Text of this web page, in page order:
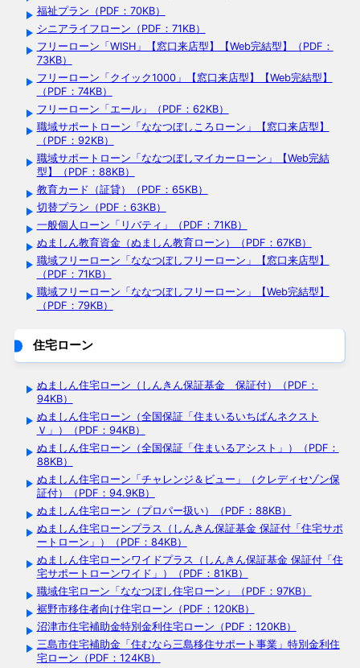
福祉プラン（PDF：70KB）
シニアライフローン（PDF：71KB）
フリーローン「WISH」【窓口来店型】【Web完結型】（PDF：
73KB）
フリーローン「クイック1000」【窓口来店型】【Web完結型】
（PDF：74KB）
フリーローン「エール」（PDF：62KB）
職域サポートローン「ななつぼしころローン」【窓口来店型】
（PDF：92KB）
職域サポートローン「ななつぼしマイカーローン」【Web完結
型】（PDF：88KB）
教育カード（証貸）（PDF：65KB）
切替プラン（PDF：63KB）
一般個人ローン「リバティ」（PDF：71KB）
ぬましん教育資金（ぬましん教育ローン）（PDF：67KB）
職域フリーローン「ななつぼしフリーローン」【窓口来店型】
（PDF：71KB）
職域フリーローン「ななつぼしフリーローン」【Web完結型】
（PDF：79KB）
住宅ローン
ぬましん住宅ローン（しんきん保証基金 保証付）（PDF：
94KB）
ぬましん住宅ローン（全国保証「住まいるいちばんネクスト
Ｖ」）（PDF：94KB）
ぬましん住宅ローン（全国保証「住まいるアシスト」）（PDF：
88KB）
ぬましん住宅ローン「チャレンジ＆ビュー」（クレディセゾン保
証付）（PDF：94.9KB）
ぬましん住宅ローン（プロパー扱い）（PDF：88KB）
ぬましん住宅ローンプラス（しんきん保証基金 保証付「住宅サポ
ートローン」）（PDF：84KB）
ぬましん住宅ローンワイドプラス（しんきん保証基金 保証付「住
宅サポートローンワイド」）（PDF：81KB）
職域住宅ローン「ななつぼし住宅ローン」（PDF：97KB）
裾野市移住者向け住宅ローン（PDF：120KB）
沼津市住宅補助金特別金利住宅ローン（PDF：120KB）
三島市住宅補助金「住むなら三島移住サポート事業」特別金利住
宅ローン（PDF：124KB）